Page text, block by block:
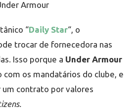
“Daily Star“, o
trocar de fornecedora nas
Isso porque a Under Armour
com os mandatários do clube, e
contrato por valores